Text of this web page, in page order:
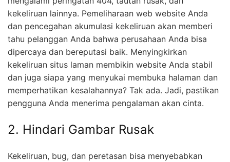
kekeliruan lainnya. Pemeliharaan web website Anda
dan pencegahan akumulasi kekeliruan akan memberi
tahu pelanggan Anda bahwa perusahaan Anda bisa
dipercaya dan bereputasi baik. Menyingkirkan
kekeliruan situs laman membikin website Anda stabil
dan juga siapa yang menyukai membuka halaman dan
memperhatikan kesalahannya? Tak ada. Jadi, pastikan
pengguna Anda menerima pengalaman akan cinta.
2. Hindari Gambar Rusak
Kekeliruan, bug, dan peretasan bisa menyebabkan